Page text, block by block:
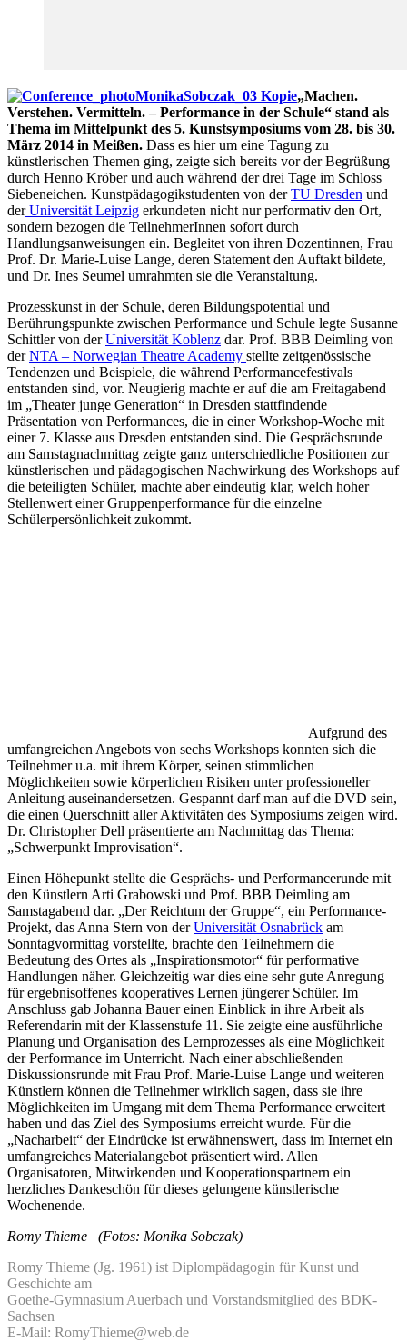
„Machen.
Verstehen. Vermitteln. – Performance in der Schule“ stand als
Thema im Mittelpunkt des 5. Kunstsymposiums vom 28. bis 30.
März 2014 in Meißen. Dass es hier um eine Tagung zu
künstlerischen Themen ging, zeigte sich bereits vor der Begrüßung
durch Henno Kröber und auch während der drei Tage im Schloss
Siebeneichen. Kunstpädagogikstudenten von derTU Dresden und
derUniversität Leipzig erkundeten nicht nur performativ den Ort,
sondern bezogen die TeilnehmerInnen sofort durch
Handlungsanweisungen ein. Begleitet von ihren Dozentinnen, Frau
Prof. Dr. Marie-Luise Lange, deren Statement den Auftakt bildete,
und Dr. Ines Seumel umrahmten sie die Veranstaltung.
Prozesskunst in der Schule, deren Bildungspotential und
Berührungspunkte zwischen Performance und Schule legte Susanne
Schittler von derUniversität Koblenz dar. Prof. BBB Deimling von
derNTA – Norwegian Theatre Academy stellte zeitgenössische
Tendenzen und Beispiele, die während Performancefestivals
entstanden sind, vor. Neugierig machte er auf die am Freitagabend
im „Theater junge Generation“ in Dresden stattfindende
Präsentation von Performances, die in einer Workshop-Woche mit
einer 7. Klasse aus Dresden entstanden sind. Die Gesprächsrunde
am Samstagnachmittag zeigte ganz unterschiedliche Positionen zur
künstlerischen und pädagogischen Nachwirkung des Workshops auf
die beteiligten Schüler, machte aber eindeutig klar, welch hoher
Stellenwert einer Gruppenperformance für die einzelne
Schülerpersönlichkeit zukommt.
Aufgrund des
umfangreichen Angebots von sechs Workshops konnten sich die
Teilnehmer u.a. mit ihrem Körper, seinen stimmlichen
Möglichkeiten sowie körperlichen Risiken unter professioneller
Anleitung auseinandersetzen. Gespannt darf man auf die DVD sein,
die einen Querschnitt aller Aktivitäten des Symposiums zeigen wird.
Dr. Christopher Dell präsentierte am Nachmittag das Thema:
„Schwerpunkt Improvisation“.
Einen Höhepunkt stellte die Gesprächs- und Performancerunde mit
den Künstlern Arti Grabowski und Prof. BBB Deimling am
Samstagabend dar. „Der Reichtum der Gruppe“, ein Performance-
Projekt, das Anna Stern von derUniversität Osnabrück am
Sonntagvormittag vorstellte, brachte den Teilnehmern die
Bedeutung des Ortes als „Inspirationsmotor“ für performative
Handlungen näher. Gleichzeitig war dies eine sehr gute Anregung
für ergebnisoffenes kooperatives Lernen jüngerer Schüler. Im
Anschluss gab Johanna Bauer einen Einblick in ihre Arbeit als
Referendarin mit der Klassenstufe 11. Sie zeigte eine ausführliche
Planung und Organisation des Lernprozesses als eine Möglichkeit
der Performance im Unterricht. Nach einer abschließenden
Diskussionsrunde mit Frau Prof. Marie-Luise Lange und weiteren
Künstlern können die Teilnehmer wirklich sagen, dass sie ihre
Möglichkeiten im Umgang mit dem Thema Performance erweitert
haben und das Ziel des Symposiums erreicht wurde. Für die
„Nacharbeit“ der Eindrücke ist erwähnenswert, dass im Internet ein
umfangreiches Materialangebot präsentiert wird. Allen
Organisatoren, Mitwirkenden und Kooperationspartnern ein
herzliches Dankeschön für dieses gelungene künstlerische
Wochenende.
Romy Thieme (Fotos: Monika Sobczak)
Romy Thieme (Jg. 1961) ist Diplompädagogin für Kunst und
Geschichte am
Goethe-Gymnasium Auerbach und Vorstandsmitglied des BDK-
Sachsen
E-Mail: RomyThieme@web.de